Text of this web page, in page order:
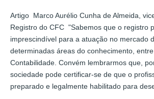
Artigo Marco Aurélio Cunha de Almeida,
Registro do CFC "Sabemos que o registro
imprescindível para a atuação no mercado
determinadas áreas do conhecimento,
Contabilidade. Convém lembrarmos que,
sociedade pode certificar-se de que o
preparado e legalmente habilitado para